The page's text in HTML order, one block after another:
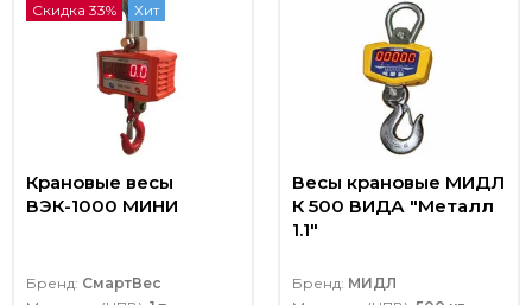
Скидка 33% Хит
Крановые весы
ВЭК-1000 МИНИ
Бренд: СмартВес
Весы крановые МИДЛ
К 500 ВИДА "Металл
1.1"
Бренд: МИДЛ